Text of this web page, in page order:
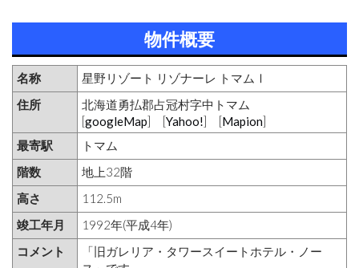
物件概要
名称
星野リゾート リゾナーレ トマムⅠ
住所
北海道勇払郡占冠村字中トマム
[googleMap] [Yahoo!] [Mapion]
最寄駅
トマム
階数
地上32階
高さ
112.5m
竣工年月
1992年(平成4年)
コメント
「旧ガレリア・タワースイートホテル・ノー